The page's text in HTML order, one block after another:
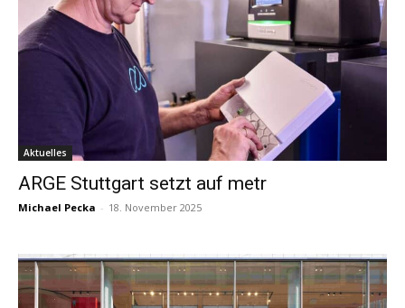
Aktuelles
ARGE Stuttgart setzt auf metr
Michael Pecka - 18. November 2025